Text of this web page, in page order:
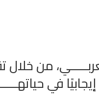
من خلال
في